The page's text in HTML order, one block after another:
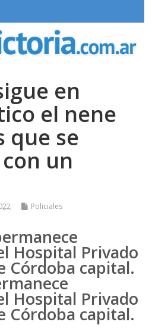
en
el nene
que se
un
Policiales
Hospital Privado
Córdoba capital.